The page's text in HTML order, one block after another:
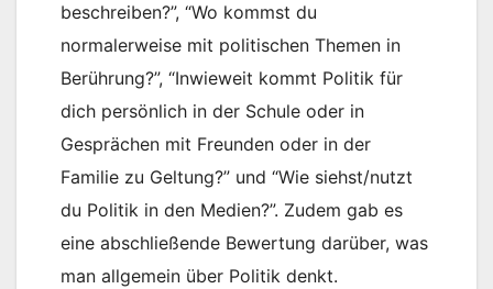
beschreiben?”, “Wo kommst du
normalerweise mit politischen Themen in
Berührung?”, “Inwieweit kommt Politik für
dich persönlich in der Schule oder in
Gesprächen mit Freunden oder in der
Familie zu Geltung?” und “Wie siehst/nutzt
du Politik in den Medien?”. Zudem gab es
eine abschließende Bewertung darüber, was
man allgemein über Politik denkt.